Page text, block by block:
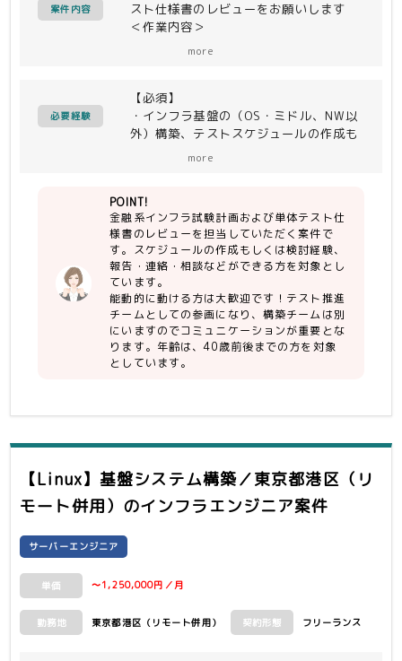
案件内容
スト仕様書のレビューをお願いします
＜作業内容＞
ESXi上に多数の仮想サーバを構築しま
すので、その際の試験計画とテスト仕様
書レビューをします。
また、テスト運営（スケジュール策定・
用意するため基盤シェルスクリプトのテ
ストもあります。
（計画、レビュー、運営）
more
必要経験
【必須】
・インフラ基盤の（OS・ミドル、NW以
外）構築、テストスケジュールの作成も
※作業報告、進捗報告、生した際の報
告・連絡・相談など
【尚可】
・リーダー、サブリーダー経験
・インフラ基盤の設計書、テスト仕様書
のレビュアー経験者
more
POINT!
金融系インフラ試験計画および単体テスト仕
様書のレビューを担当していただく案件で
す。スケジュールの作成もしくは検討経験、
報告・連絡・相談などができる方を対象とし
ています。
能動的に動ける方は大歓迎です！テスト推進
チームとしての参画になり、構築チームは別
にいますのでコミュニケーションが重要とな
ります。年齢は、40歳前後までの方を対象
としています。
【Linux】基盤システム構築／東京都港区（リ
モート併用） のインフラエンジニア案件
サーバーエンジニア
単価 〜1,250,000円／月
勤務地 東京都港区（リモート併用） 契約形態 フリーランス